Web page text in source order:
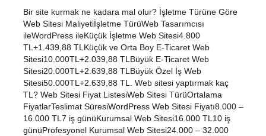
Bir site kurmak ne kadara mal olur? İşletme Türüne Göre
Web Sitesi Maliyetiİşletme TürüWeb Tasarımcısı
ileWordPress ileKüçük İşletme Web Sitesi4.800
TL+1.439,88 TLKüçük ve Orta Boy E-Ticaret Web
Sitesi10.000TL+2.039,88 TLBüyük E-Ticaret Web
Sitesi20.000TL+2.639,88 TLBüyük Özel İş Web
Sitesi50.000TL+2.639,88 TL. Web sitesi yaptırmak kaç
TL? Web Sitesi Fiyat ListesiWeb Sitesi TürüOrtalama
FiyatlarTeslimat SüresiWordPress Web Sitesi Fiyatı8.000 –
16.000 TL7 iş günüKurumsal Web Sitesi16.000 TL10 iş
günüProfesyonel Kurumsal Web Sitesi24.000 – 32.000